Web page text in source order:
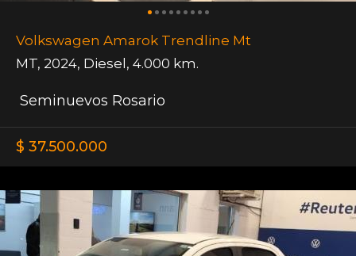
Volkswagen Amarok Trendline Mt
MT, 2024, Diesel, 4.000 km.
Seminuevos Rosario
$ 37.500.000